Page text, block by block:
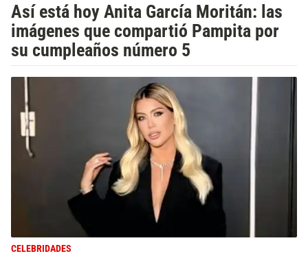
Así está hoy Anita García Moritán: las
imágenes que compartió Pampita por
su cumpleaños número 5
CELEBRIDADES